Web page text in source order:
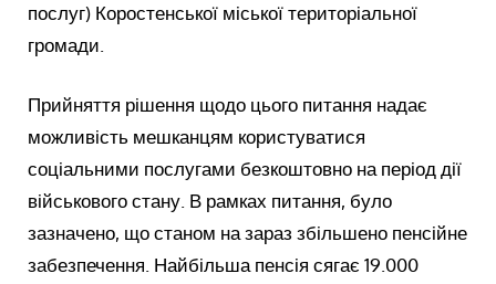
послуг) Коростенської міської територіальної
громади.
Прийняття рішення щодо цього питання надає
можливість мешканцям користуватися
соціальними послугами безкоштовно на період дії
військового стану. В рамках питання, було
зазначено, що станом на зараз збільшено пенсійне
забезпечення. Найбільша пенсія сягає 19.000